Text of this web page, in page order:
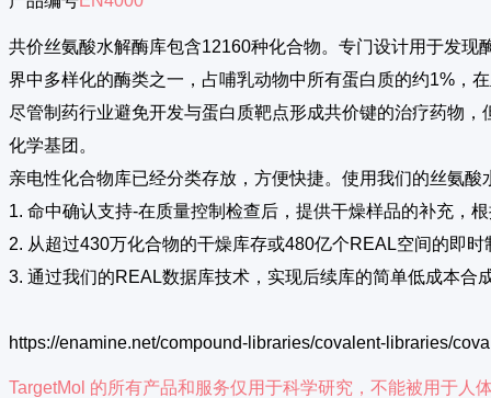
共价丝氨酸水解酶库包含12160种化合物。专门设计用于发
界中多样化的酶类之一，占哺乳动物中所有蛋白质的约1%，
尽管制药行业避免开发与蛋白质靶点形成共价键的治疗药物
化学基团。
亲电性化合物库已经分类存放，方便快捷。使用我们的丝氨
1. 命中确认支持-在质量控制检查后，提供干燥样品的补充，
2. 从超过430万化合物的干燥库存或480亿个REAL空间的即
3. 通过我们的REAL数据库技术，实现后续库的简单低成本合
https://enamine.net/compound-libraries/covalent-libraries/
TargetMol 的所有产品和服务仅用于科学研究，不能被用于人